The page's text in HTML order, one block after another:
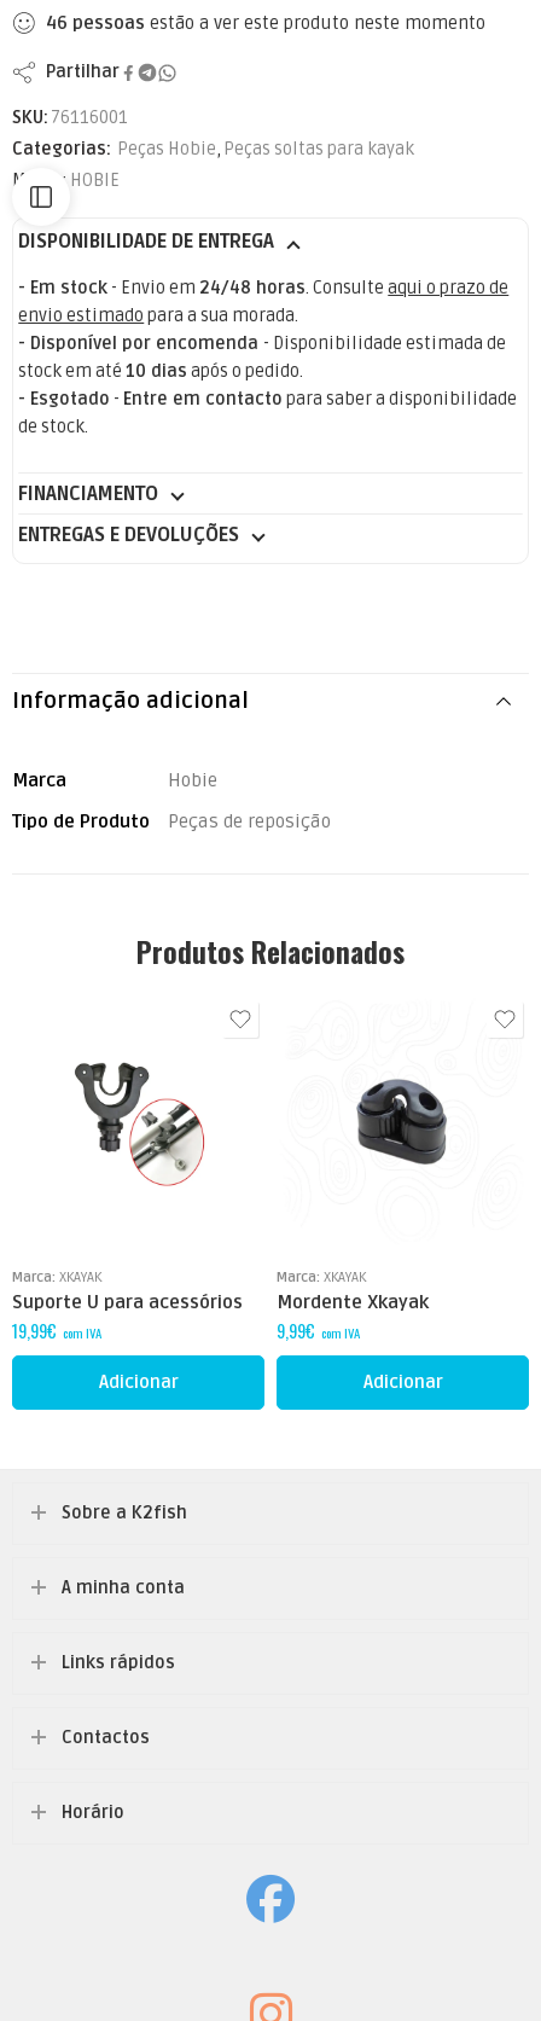
46 pessoas estão a ver este produto neste momento
Partilhar
SKU: 76116001
Categorias: Peças Hobie, Peças soltas para kayak
Marca: HOBIE
DISPONIBILIDADE DE ENTREGA
- Em stock - Envio em 24/48 horas. Consulteaqui o prazo de
envio estimado para a sua morada.
- Disponível por encomenda - Disponibilidade estimada de
stock em até10 dias após o pedido.
- Esgotado - Entre em contacto para saber a disponibilidade
de stock.
FINANCIAMENTO
ENTREGAS E DEVOLUÇÕES
Informação adicional
Marca
Hobie
Tipo de Produto
Peças de reposição
Produtos Relacionados
Marca: XKAYAK
Suporte U para acessórios
19,99€ com IVA
Adicionar
Marca: XKAYAK
Mordente Xkayak
9,99€ com IVA
Adicionar
Sobre a K2fish
A minha conta
Links rápidos
Contactos
Horário